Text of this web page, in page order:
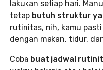
lakukan setiap hari.
tetap butuh struktur
rutinitas, nih, kamu
dengan makan, tidur,
Coba buat jadwal